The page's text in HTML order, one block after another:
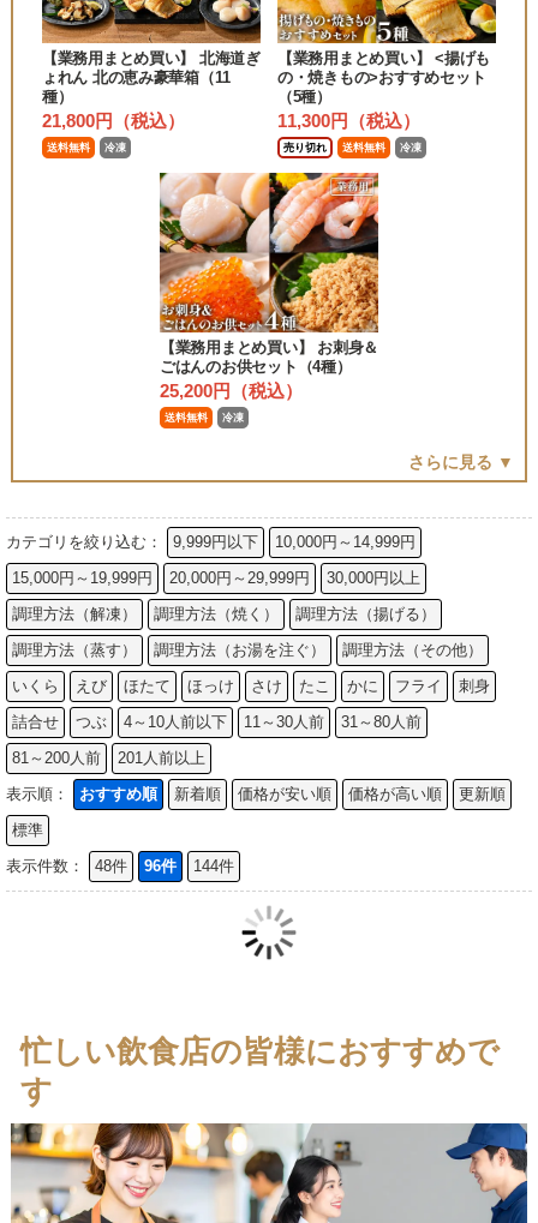
【業務用まとめ買い】 北海道ぎ
ょれん 北の恵み豪華箱（11
種）
21,800円（税込）
送料無料 冷凍
【業務用まとめ買い】 <揚げも
の・焼きもの>おすすめセット
（5種）
11,300円（税込）
売り切れ 送料無料 冷凍
【業務用まとめ買い】 お刺身＆
ごはんのお供セット（4種）
25,200円（税込）
送料無料 冷凍
さらに見る ▼
カテゴリを絞り込む： 9,999円以下
10,000円～14,999円
15,000円～19,999円
20,000円～29,999円
30,000円以上
調理方法（解凍）
調理方法（焼く）
調理方法（揚げる）
調理方法（蒸す）
調理方法（お湯を注ぐ）
調理方法（その他）
いくら
えび ほたて ほっけ さけ たこ かに フライ
刺身
詰合せ
つぶ 4～10人前以下 11～30人前
31～80人前
81～200人前
201人前以上
表示順：
おすすめ順 新着順 価格が安い順 価格が高い順
更新順
標準
表示件数：
48件 96件 144件
忙しい飲食店の皆様におすすめで
す